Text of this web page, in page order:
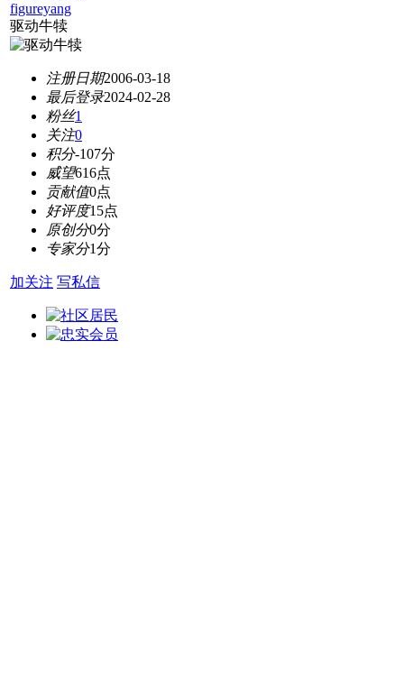
figureyang
驱动牛犊
注册日期2006-03-18
最后登录2024-02-28
粉丝1
关注0
积分-107分
威望616点
贡献值0点
好评度15点
原创分0分
专家分1分
加关注 写私信